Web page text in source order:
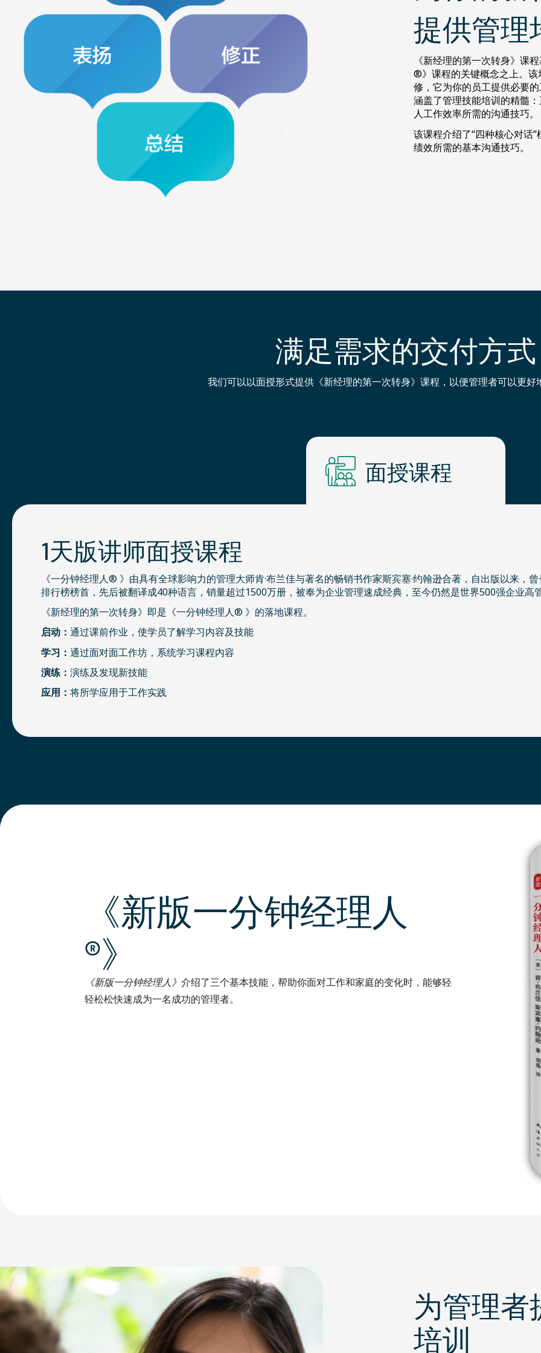
提供管理
《新经理的第一次转身》课
®》课程的关键概念之上。
修，它为你的员工提供必要
涵盖了管理技能培训的精髓
人工作效率所需的沟通技巧。
该课程介绍了“四种核心对话
绩效所需的基本沟通技巧。
满足需求的交付方式
我们可以以面授形式提供《新经理的第一次转身》课程，以便管理者可以更好
面授课程
1天版讲师面授课程
《一分钟经理人® 》由具有全球影响力的管理大师肯·布兰佳与著名的畅销书作家斯宾塞·约翰逊合著，自出版以来，
排行榜榜首，先后被翻译成40种语言，销量超过1500万册，被奉为企业管理速成经典，至今仍然是世界500强企业高
《新经理的第一次转身》即是《一分钟经理人® 》的落地课程。
启动： 通过课前作业，使学员了解学习内容及技能
学习： 通过面对面工作坊，系统学习课程内容
演练： 演练及发现新技能
应用： 将所学应用于工作实践
《新版一分钟经理人
®》
《新版一分钟经理人》 介绍了三个基本技能，帮助你面对工作和家庭的变化时，能够轻
轻松松快速成为一名成功的管理者。
为管理者
培训